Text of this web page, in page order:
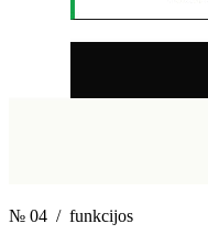
№ 04 / funkcijos